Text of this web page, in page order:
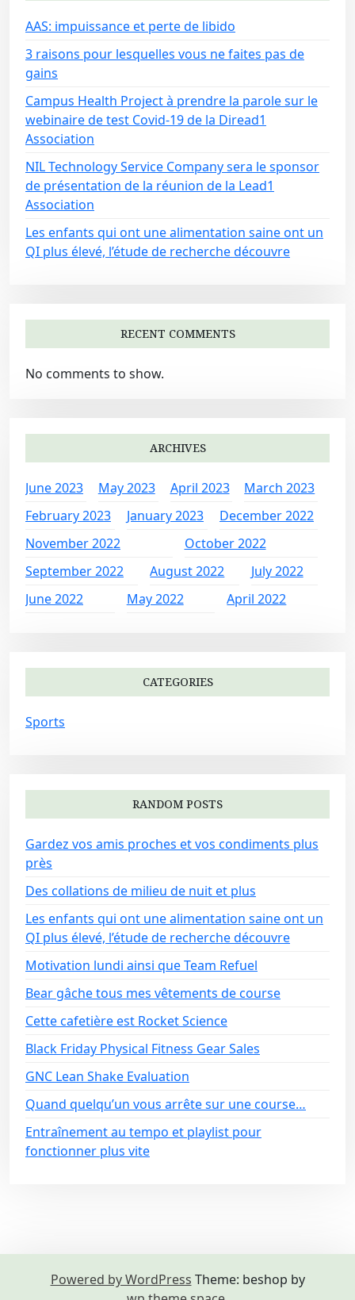
AAS: impuissance et perte de libido
3 raisons pour lesquelles vous ne faites pas de
gains
Campus Health Project à prendre la parole sur le
webinaire de test Covid-19 de la Diread1
Association
NIL Technology Service Company sera le sponsor
de présentation de la réunion de la Lead1
Association
Les enfants qui ont une alimentation saine ont un
QI plus élevé, l’étude de recherche découvre
RECENT COMMENTS
No comments to show.
ARCHIVES
June 2023 May 2023 April 2023
March 2023
February 2023
January 2023
December 2022
November 2022
October 2022
September 2022
August 2022
July 2022
June 2022
May 2022 April 2022
CATEGORIES
Sports
RANDOM POSTS
Gardez vos amis proches et vos condiments plus
près
Des collations de milieu de nuit et plus
Les enfants qui ont une alimentation saine ont un
QI plus élevé, l’étude de recherche découvre
Motivation lundi ainsi que Team Refuel
Bear gâche tous mes vêtements de course
Cette cafetière est Rocket Science
Black Friday Physical Fitness Gear Sales
GNC Lean Shake Evaluation
Quand quelqu’un vous arrête sur une course…
Entraînement au tempo et playlist pour
fonctionner plus vite
Powered by WordPress Theme: beshop by